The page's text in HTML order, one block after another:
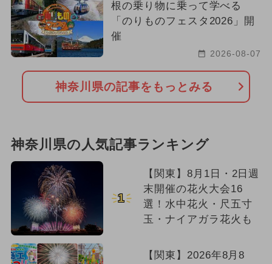
根の乗り物に乗って学べる
「のりものフェスタ2026」開
催
2026-08-07
神奈川県の記事をもっとみる
神奈川県の人気記事ランキング
1
【関東】8月1日・2日週
末開催の花火大会16
選！水中花火・尺五寸
玉・ナイアガラ花火も
【関東】2026年8月8